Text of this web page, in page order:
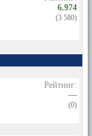
6.974
(3 580)
Рейтинг:
—
(0)